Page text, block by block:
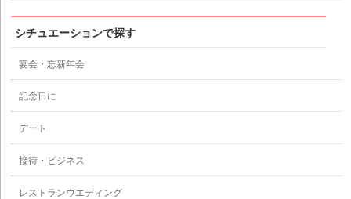
シチュエーションで探す
宴会・忘新年会
記念日に
デート
接待・ビジネス
レストランウエディング